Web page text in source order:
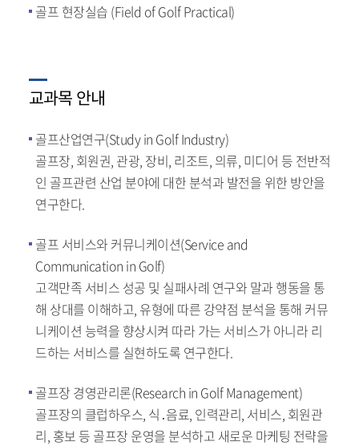
골프 현장실습 (Field of Golf Practical)
교과목 안내
골프산업연구(Study in Golf Industry)
골프장, 회원권, 관광, 장비, 리조트, 의류, 미디어 등 전반적
인 골프관련 산업 분야에 대한 분석과 발전을 위한 방안을
연구한다.
골프 서비스와 커뮤니케이션(Service and
Communication in Golf)
고객만족 서비스 성공 및 실패사례 연구와 말과 행동을 통
해 상대를 이해하고, 유형에 따른 강약점 분석을 통해 커뮤
니케이션 능력을 향상시켜 따라 가는 서비스가 아니라 리
드하는 서비스를 실현하도록 연구한다.
골프장 경영관리론(Research in Golf Management)
골프장의 클럽하우스, 식․음료, 인력관리, 서비스, 회원관
리, 홍보 등 골프장 운영을 분석하고 새로운 마케팅 전략을